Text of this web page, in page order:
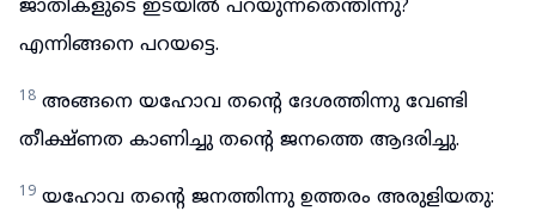
ജാതികളുടെ ഇടയിൽ പറയുന്നതെന്തിന്നു?
എന്നിങ്ങനെ പറയട്ടെ.
18 അങ്ങനെ യഹോവ തന്റെ ദേശത്തിന്നു വേണ്ടി
തീക്ഷ്ണത കാണിച്ചു തന്റെ ജനത്തെ ആദരിച്ചു.
19 യഹോവ തന്റെ ജനത്തിന്നു ഉത്തരം അരുളിയതു: